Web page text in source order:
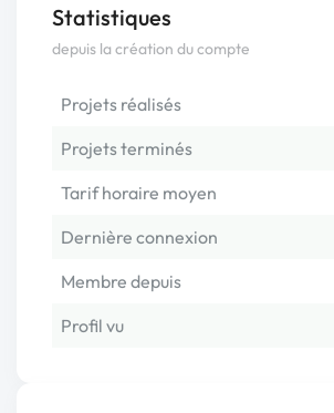
Statistiques
depuis la création du compte
Projets réalisés
Projets terminés
Tarif horaire moyen
Dernière connexion
Membre depuis
Profil vu